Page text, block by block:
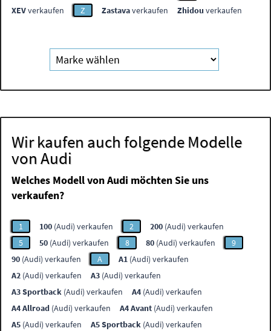
XEVverkaufen Z Zastavaverkaufen Zhidou verkaufen
Wir kaufen auch folgende Modelle
von Audi
Welches Modell von Audi möchten Sie uns
verkaufen?
1 100 (Audi) verkaufen 2 200 (Audi) verkaufen
5
50 (Audi) verkaufen 8 80 (Audi) verkaufen
9
90 (Audi) verkaufen A A1 (Audi) verkaufen
A2 (Audi) verkaufen A3 (Audi) verkaufen
A3 Sportback (Audi) verkaufen A4 (Audi) verkaufen
A4 Allroad (Audi) verkaufen A4 Avant (Audi) verkaufen
A5 (Audi) verkaufen A5 Sportback (Audi) verkaufen